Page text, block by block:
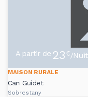
A partir de 23€/Nuit
MAISON RURALE
Can Guidet
Sobrestany